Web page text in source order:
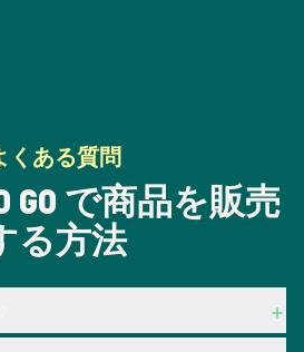
くある質問
GO で商品を販売
る方法